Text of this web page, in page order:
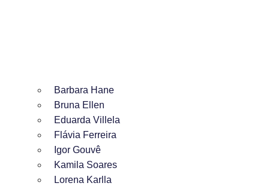
Barbara Hane
Bruna Ellen
Eduarda Villela
Flávia Ferreira
Igor Gouvê
Kamila Soares
Lorena Karlla